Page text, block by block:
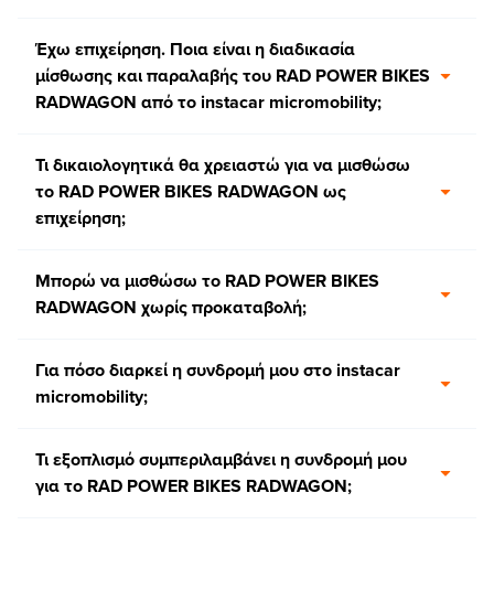
Έχω επιχείρηση. Ποια είναι η διαδικασία
μίσθωσης και παραλαβής του RAD POWER BIKES
RADWAGON από το instacar micromobility;
Τι δικαιολογητικά θα χρειαστώ για να μισθώσω
το RAD POWER BIKES RADWAGON ως
επιχείρηση;
Μπορώ να μισθώσω το RAD POWER BIKES
RADWAGON χωρίς προκαταβολή;
Για πόσο διαρκεί η συνδρομή μου στο instacar
micromobility;
Τι εξοπλισμό συμπεριλαμβάνει η συνδρομή μου
για το RAD POWER BIKES RADWAGON;